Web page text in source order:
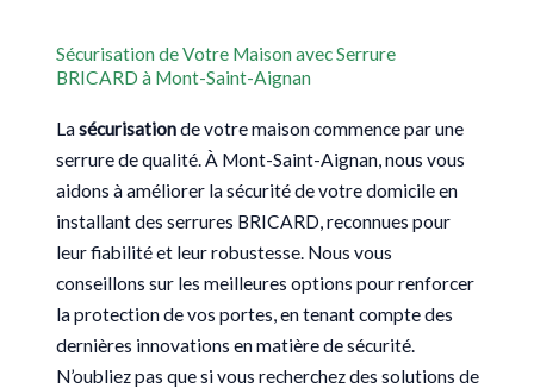
Sécurisation de Votre Maison avec Serrure
BRICARD à Mont-Saint-Aignan
Lasécurisationde votre maison commence par une
serrure de qualité. À Mont-Saint-Aignan, nous vous
aidons à améliorer la sécurité de votre domicile en
installant des serrures BRICARD, reconnues pour
leur fiabilité et leur robustesse. Nous vous
conseillons sur les meilleures options pour renforcer
la protection de vos portes, en tenant compte des
dernières innovations en matière de sécurité.
N’oubliez pas que si vous recherchez des solutions de